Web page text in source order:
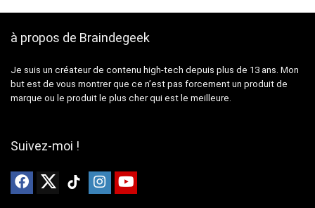
à propos de Braindegeek
Je suis un créateur de contenu high-tech depuis plus de 13 ans. Mon
but est de vous montrer que ce n’est pas forcement un produit de
marque ou le produit le plus cher qui est le meilleure.
Suivez-moi !